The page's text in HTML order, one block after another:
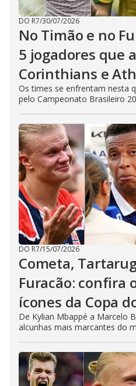
DO R7/30/07/2026
No Timão e no
5 jogadores que
Corinthians e
Os times se enfrentam nesta
pelo Campeonato Brasileiro
DO R7/15/07/2026
Cometa,
Furacão: confira
ícones da Copa
De Kylian Mbappé a Marcelo
alcunhas mais marcantes do